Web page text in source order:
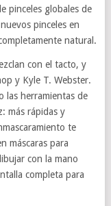
pinceles globales de
pinceles en
natural.
con el tacto, y
y Kyle T. Webster.
las herramientas de
más rápidas y
te
máscaras para
con la mano
completa para